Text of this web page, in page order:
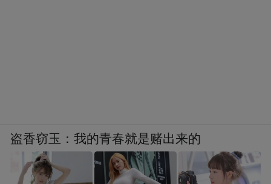
盗香窃玉：我的青春就是赌出来的